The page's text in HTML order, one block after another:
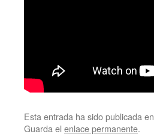
Esta entrada ha sido publicada en
Guarda el enlace permanente.